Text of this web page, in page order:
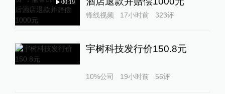
00:19
锋线视频 17小时前 323评
宇树科技发行价150.8元
10%公司 19小时前 56评